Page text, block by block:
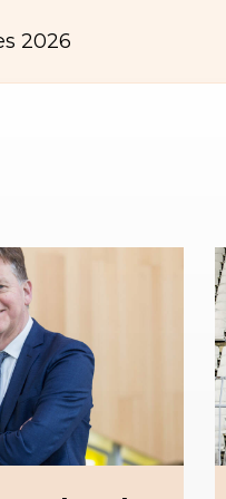
2026